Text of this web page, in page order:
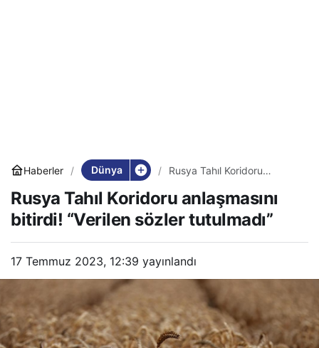
Haberler Dünya
Rusya Tahıl Koridoru
sözler tutulmadı”
Rusya Tahıl Koridoru anlaşmasını
bitirdi! “Verilen sözler tutulmadı”
17 Temmuz 2023, 12:39 yayınlandı